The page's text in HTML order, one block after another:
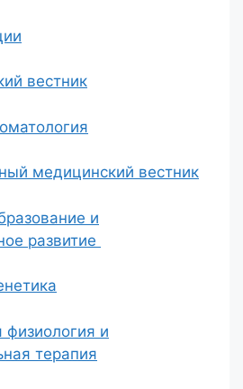
вестник
медицинский вестник
и
развитие
физиология и
терапия